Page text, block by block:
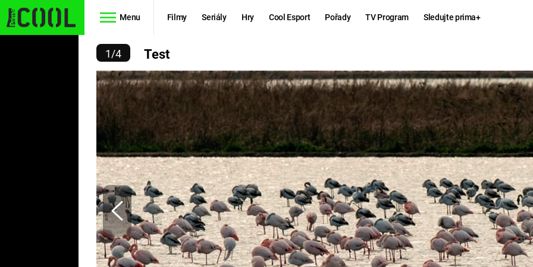
Menu Filmy Seriály Hry Cool Esport Pořady TV Program Sledujte prima+
SIMPSONOVI
FUTURAMA
Filmy
STAR WARS
AVENGERS
RYCHLE A
ZBĚSILE 10
PREDÁTOR
Hry
MAFIA
GTA 6
KINGDOM
COME:
DELIVERANCE
ESPORT
Zábava
CHUCK
NORRIS
TEST
1/4 Test